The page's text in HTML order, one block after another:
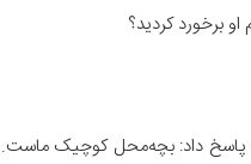
برخورد کردید؟
داد: بچه‌محل کوچیک ماست.